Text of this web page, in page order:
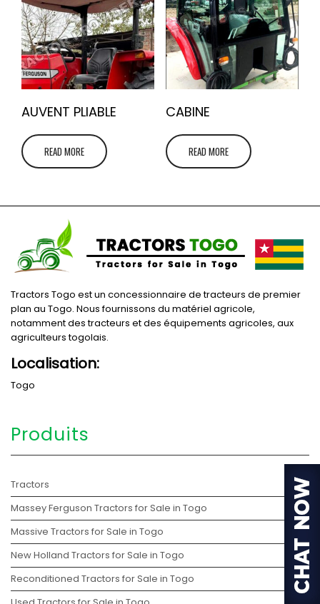
AUVENT PLIABLE
READ MORE
CABINE
READ MORE
Tractors Togo est un concessionnaire de tracteurs de premier
plan au Togo. Nous fournissons du matériel agricole,
notamment des tracteurs et des équipements agricoles, aux
agriculteurs togolais.
Localisation:
Togo
Produits
Tractors
Massey Ferguson Tractors for Sale in Togo
Massive Tractors for Sale in Togo
New Holland Tractors for Sale in Togo
Reconditioned Tractors for Sale in Togo